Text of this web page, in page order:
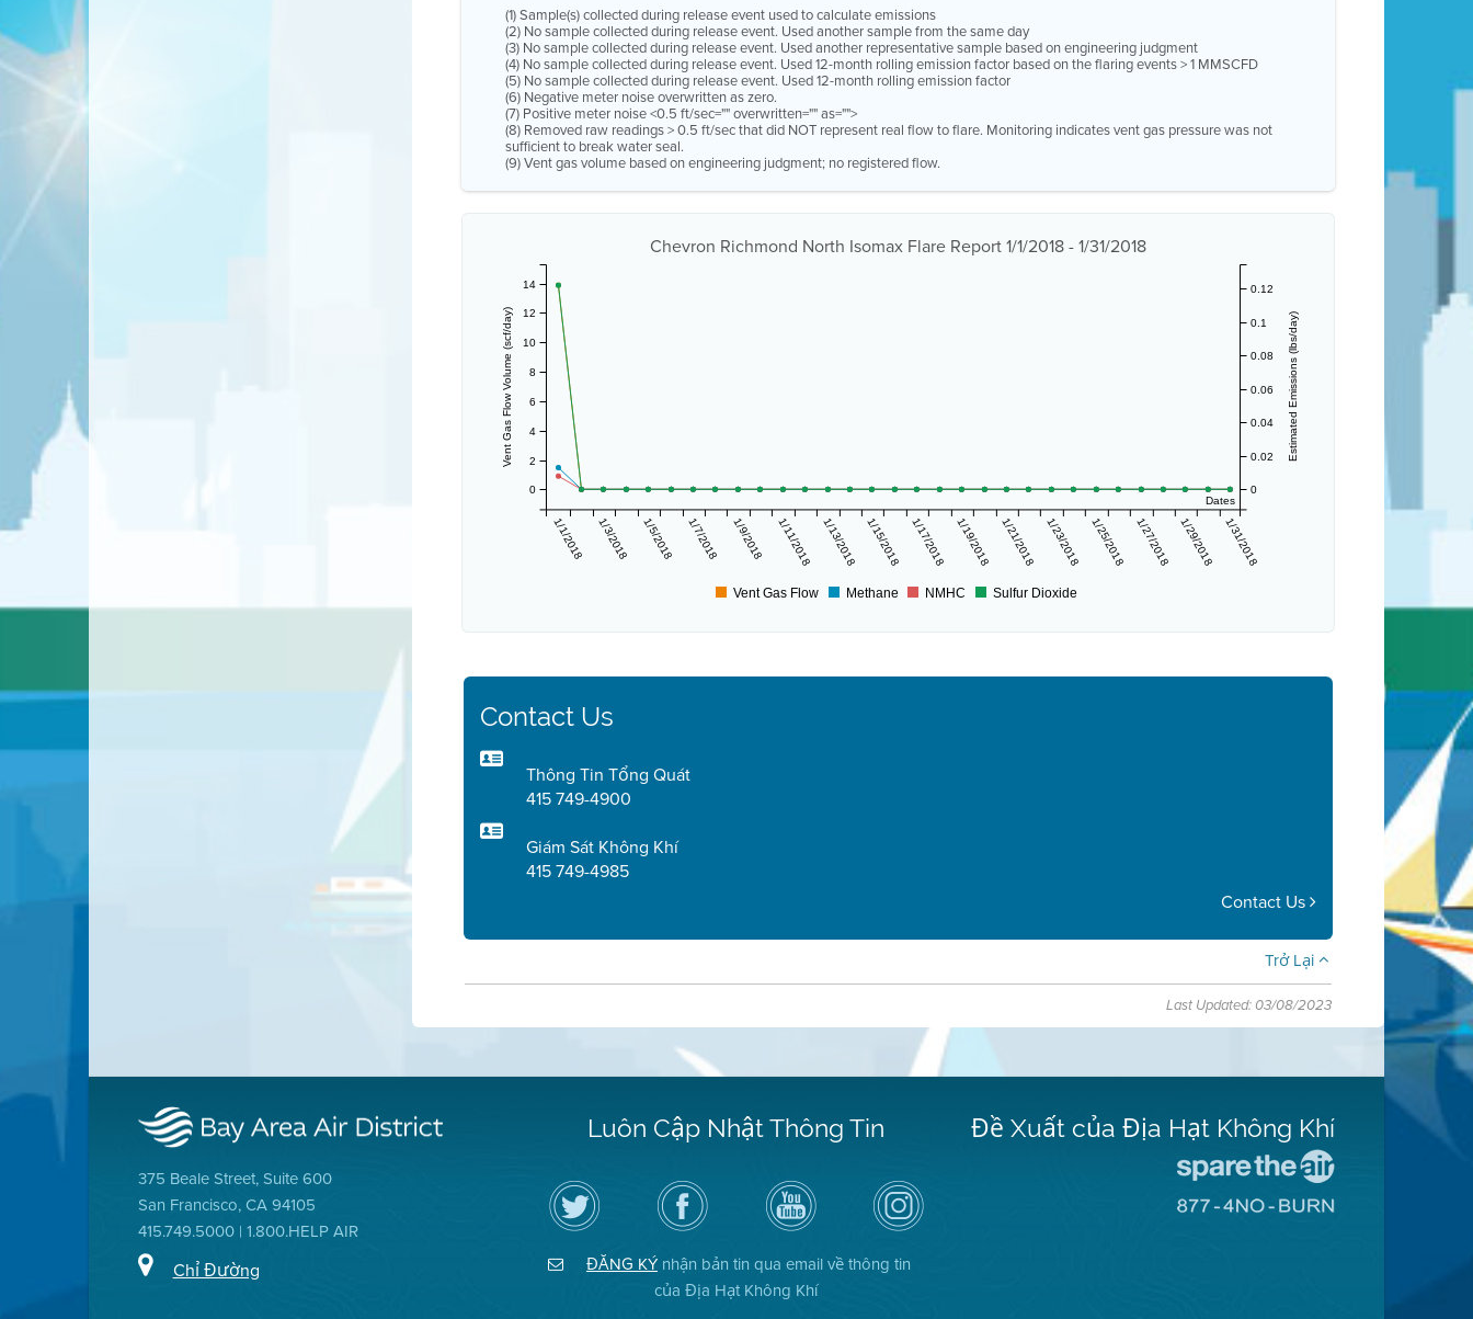
(1) Sample(s) collected during release event used to calculate emissions
(2) No sample collected during release event. Used another sample from the same day
(3) No sample collected during release event. Used another representative sample based on engineering judgment
(4) No sample collected during release event. Used 12-month rolling emission factor based on the flaring events > 1 MMSCFD
(5) No sample collected during release event. Used 12-month rolling emission factor
(6) Negative meter noise overwritten as zero.
(7) Positive meter noise <0.5 ft/sec="" overwritten="" as="">
(8) Removed raw readings > 0.5 ft/sec that did NOT represent real flow to flare. Monitoring indicates vent gas pressure was not
sufficient to break water seal.
(9) Vent gas volume based on engineering judgment; no registered flow.
Chevron Richmond North Isomax Flare Report 1/1/2018 - 1/31/2018
Dates
1/1/2018 1/3/2018 1/5/2018 1/7/2018 1/9/2018 1/11/2018 1/13/2018 1/15/2018 1/17/2018 1/19/2018 1/21/2018 1/23/2018 1/25/2018 1/27/2018 1/29/2018 1/31/2018
Vent Gas Flow Volume (scf/day)
0
2
4
6
8
10
12
14
Estimated Emissions (lbs/day)
0
0.02
0.04
0.06
0.08
0.1
0.12
Vent Gas Flow Methane NMHC Sulfur Dioxide
Contact Us
Thông Tin Tổng Quát
415 749-4900
Giám Sát Không Khí
415 749-4985
Contact Us
Trở Lại
Last Updated: 03/08/2023
375 Beale Street, Suite 600
San Francisco, CA 94105
415.749.5000 | 1.800.HELP AIR
Chỉ Đường
Luôn Cập Nhật Thông Tin
Hãy
theo
dõi
Địa
Không
Truy
cập
Trang
Facebook
Địa
Hạt
Kênh
YouTube
của
Địa
Không
Air
District
on
Instagram
ĐĂNG KÝnhận bản tin qua email về thông tin
của Địa Hạt Không Khí
Đề Xuất của Địa Hạt Không Khí
Trang